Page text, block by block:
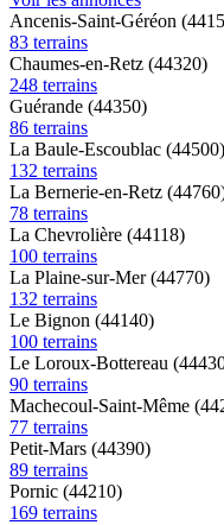
Ancenis-Saint-Géréon
83 terrains
Chaumes-en-Retz (44320)
248 terrains
Guérande (44350)
86 terrains
La Baule-Escoublac (44500)
132 terrains
La Bernerie-en-Retz
78 terrains
La Chevrolière (44118)
100 terrains
La Plaine-sur-Mer (44770)
132 terrains
Le Bignon (44140)
100 terrains
Le Loroux-Bottereau
90 terrains
Machecoul-Saint-Même
77 terrains
Petit-Mars (44390)
89 terrains
Pornic (44210)
169 terrains